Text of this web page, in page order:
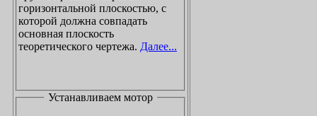
горизонтальной плоскостью, с
которой должна совпадать
основная плоскость
теоретического чертежа. Далее...
Устанавливаем мотор